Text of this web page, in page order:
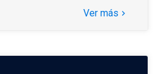
Ver más keyboard_arrow_right